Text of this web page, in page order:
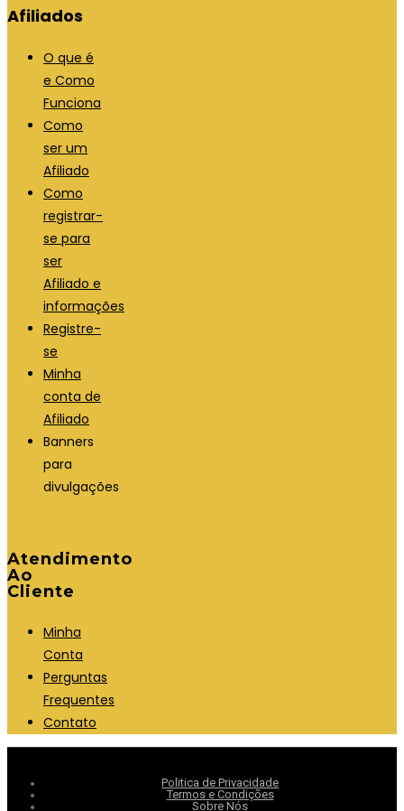
Afiliados
O que é
e Como
Funciona
Como
ser um
Afiliado
Como
registrar-
se para
ser
Afiliado e
informações
Registre-
se
Minha
conta de
Afiliado
Banners
para
divulgações
Atendimento
Ao
Cliente
Minha
Conta
Perguntas
Frequentes
Contato
Politica de Privacidade
Termos e Condições
Sobre Nós